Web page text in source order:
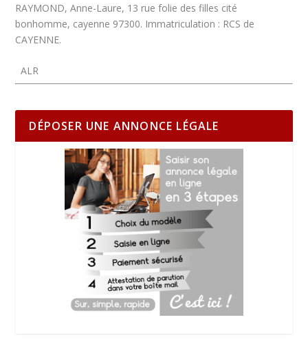
RAYMOND, Anne-Laure, 13 rue folie des filles cité
bonhomme, cayenne 97300. Immatriculation : RCS de
CAYENNE.
ALR
DÉPOSER UNE ANNONCE LÉGALE